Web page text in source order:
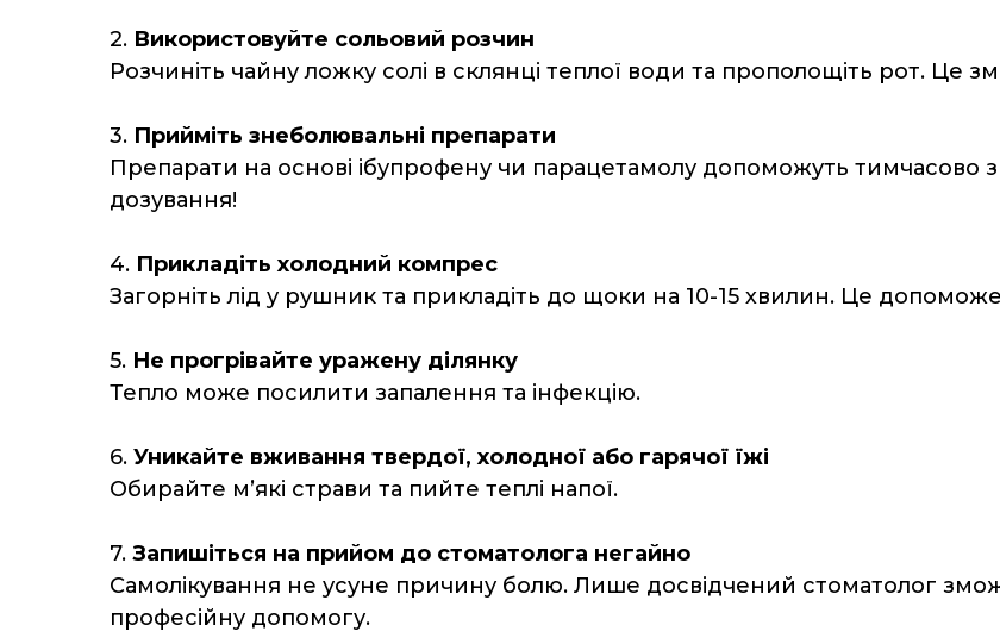
2. Використовуйте сольовий розчин
Розчиніть чайну ложку солі в склянці теплої води та прополощіть рот. Це
3. Прийміть знеболювальні препарати
Препарати на основі ібупрофену чи парацетамолу допоможуть
дозування!
4. Прикладіть холодний компрес
Загорніть лід у рушник та прикладіть до щоки на 10-15 хвилин. Це
5. Не прогрівайте уражену ділянку
Тепло може посилити запалення та інфекцію.
6. Уникайте вживання твердої, холодної або гарячої їжі
Обирайте м’які страви та пийте теплі напої.
7. Запишіться на прийом до стоматолога негайно
Самолікування не усуне причину болю. Лише досвідчений стоматолог
професійну допомогу.